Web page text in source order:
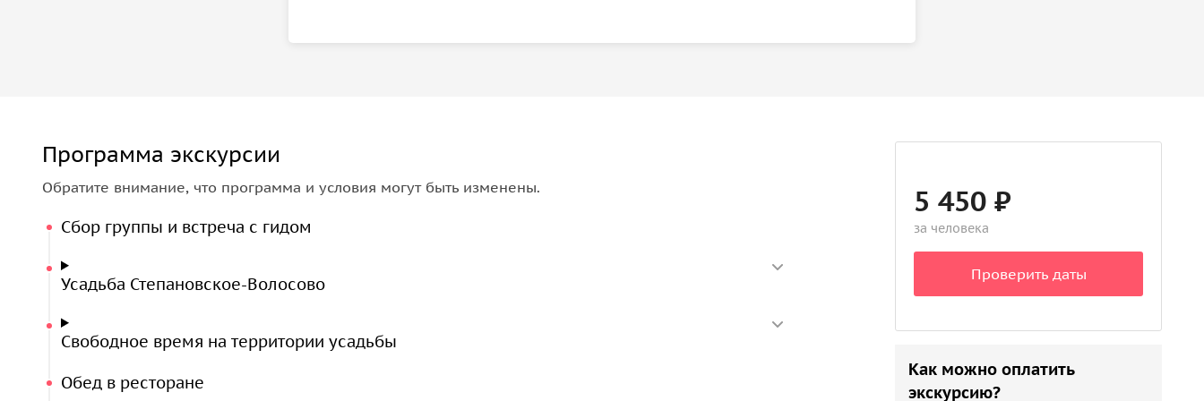
Программа экскурсии
Обратите внимание, что программа и условия могут быть изменены.
Сбор группы и встреча с гидом
Усадьба Степановское-Волосово
Свободное время на территории усадьбы
Обед в ресторане
5 450 ₽
за человека
Проверить даты
Как можно оплатить
экскурсию?